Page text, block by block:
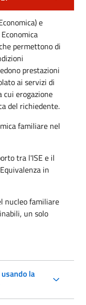
e
permettono di
prestazioni
ai servizi di
cui erogazione
del richiedente.
familiare nel
tra l'ISE e il
in
nucleo familiare
un solo
la